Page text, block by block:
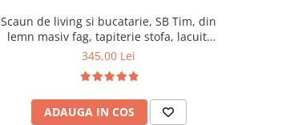
Scaun de living si bucatarie, SB Tim, din
lemn masiv fag, tapiterie stofa, lacuit,
120 kg, 96x43x40 cm, Alb/Rosu
345,00 Lei
ADAUGA IN COS